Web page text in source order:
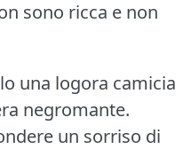
sono ricca e non
una logora camicia
negromante.
un sorriso di